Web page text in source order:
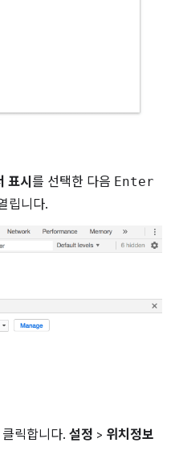
표시 를 선택한 다음 Enter
립니다.
릭합니다. 설정 > 위치정보